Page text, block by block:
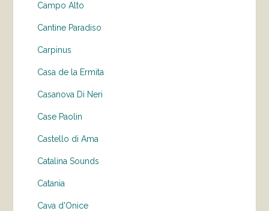
Campo Alto
Cantine Paradiso
Carpinus
Casa de la Ermita
Casanova Di Neri
Case Paolin
Castello di Ama
Catalina Sounds
Catania
Cava d'Onice